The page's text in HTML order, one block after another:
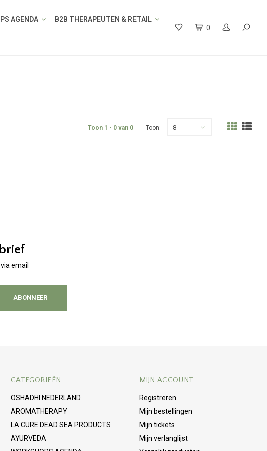
AGENDA B2B THERAPEUTEN & RETAIL
0
Toon 1 - 0 van 0 Toon: 8
email
ABONNEER
CATEGORIEËN
OSHADHI NEDERLAND
AROMATHERAPY
LA CURE DEAD SEA PRODUCTS
AYURVEDA
MIJN ACCOUNT
Registreren
Mijn bestellingen
Mijn tickets
Mijn verlanglijst